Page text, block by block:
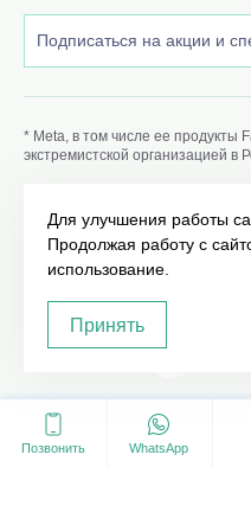
Позвонить WhatsApp
* Meta, в том числе ее продукты
экстремистской организацией в
характер и не является
положениями Статьи 437
ПРОТИВОПОКАЗАНИЯ.
©2020 - 2026 18+
Для улучшения работы
Продолжая работу с
использование.
Принять